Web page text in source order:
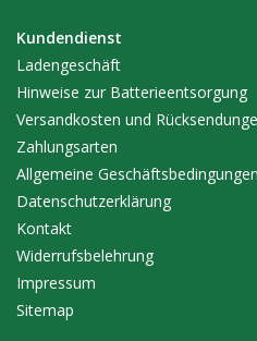
Kundendienst
Ladengeschäft
Hinweise zur Batterieentsorgung
Versandkosten und
Zahlungsarten
Allgemeine Geschäftsbedingungen
Datenschutzerklärung
Kontakt
Widerrufsbelehrung
Impressum
Sitemap